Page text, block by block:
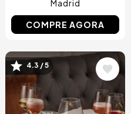
Madrid
COMPRE AGORA
Imagem
4.3 / 5